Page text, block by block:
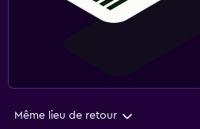
Même lieu de retour